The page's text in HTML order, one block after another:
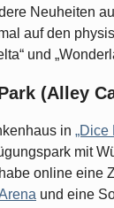
Neuheiten
auf den
und
(Alley
in „Dice
mit
online eine
und eine